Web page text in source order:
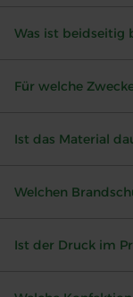
Was ist beidseitig
Für welche
Ist das Material
Welchen
Ist der Druck im